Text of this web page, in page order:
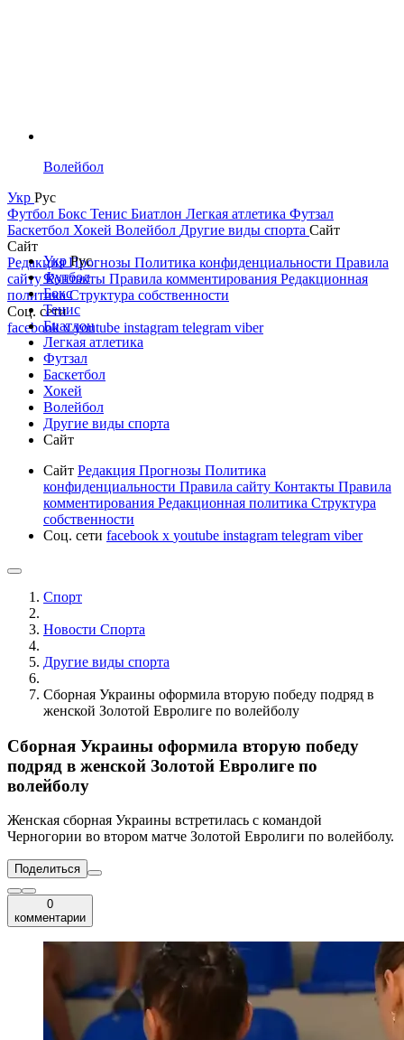
Волейбол
Укр Рус
Футбол Бокс Тенис Биатлон Легкая атлетика Футзал
Баскетбол Хокей Волейбол Другие виды спорта Сайт
Сайт
РедакцияПрогнозы Политика конфиденциальности Правила
сайтуКонтакты Правила комментирования Редакционная
политикаСтруктура собственности
Соц. сети
facebookxyoutube instagram telegram viber
УкрРус
Футбол
Бокс
Тенис
Биатлон
Легкая атлетика
Футзал
Баскетбол
Хокей
Волейбол
Другие виды спорта
Сайт
Сайт Редакция Прогнозы Политика
конфиденциальности Правила сайту Контакты Правила
комментирования Редакционная политика Структура
собственности
Соц. сети facebook x youtube instagram telegram viber
Спорт
Новости Cпорта
Другие виды спорта
Сборная Украины оформила вторую победу подряд в
женской Золотой Евролиге по волейболу
Сборная Украины оформила вторую победу
подряд в женской Золотой Евролиге по
волейболу
Женская сборная Украины встретилась с командой
Черногории во втором матче Золотой Евролиги по волейболу.
Поделиться
0
комментарии